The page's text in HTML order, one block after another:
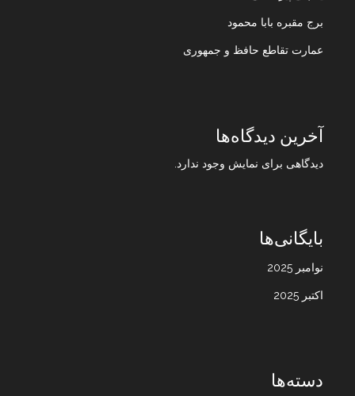
برج مقبره بابا محمود
عمارت تقاطع حافظ و جمهوری
آخرین دیدگاه‌ها
دیدگاهی برای نمایش وجود ندارد.
بایگانی‌ها
نوامبر 2025
اکتبر 2025
دسته‌ها